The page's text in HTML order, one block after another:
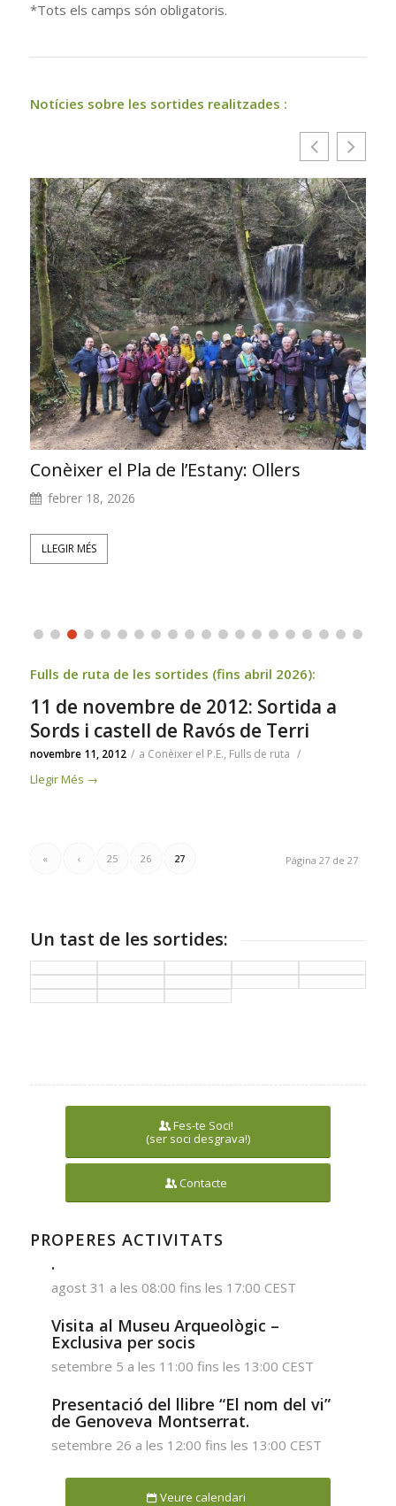
*Tots els camps són obligatoris.
Notícies sobre les sortides realitzades :
Conèixer el Pla de l’Estany: Sant Miquel
de Campmajor
Fulls de ruta de les sortides (fins abril 2026):
11 de novembre de 2012: Sortida a
Sords i castell de Ravós de Terri
novembre 11, 2012 / a Conèixer el P.E., Fulls de ruta /
Llegir Més →
Página 27 de 27
« ‹ 25 26 27
Un tast de les sortides:
Fes-te Soci!
(ser soci desgrava!)
Contacte
PROPERES ACTIVITATS
.
agost 31 a les 08:00 fins les 17:00 CEST
Visita al Museu Arqueològic –
Exclusiva per socis
setembre 5 a les 11:00 fins les 13:00 CEST
Presentació del llibre “El nom del vi”
de Genoveva Montserrat.
setembre 26 a les 12:00 fins les 13:00 CEST
Veure calendari